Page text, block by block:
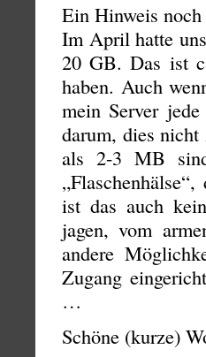
Ein Hinweis noch
Im April hatte
20 GB. Das ist
haben. Auch
mein Server
darum, dies
als 2-3 MB
ist das auch
jagen, vom
andere
Zugang
…
Schöne (kurze)